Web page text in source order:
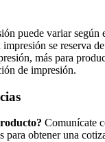
puede variar según
se reserva
más para
de impresión.
Comunícate
para obtener una